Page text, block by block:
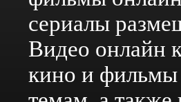
сериалы
Видео онлайн
кино и